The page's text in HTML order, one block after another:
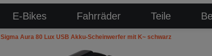
E-Bikes Fahrräder Teile
Sigma Aura 80 Lux USB Akku-Scheinwerfer mit K~ schwarz